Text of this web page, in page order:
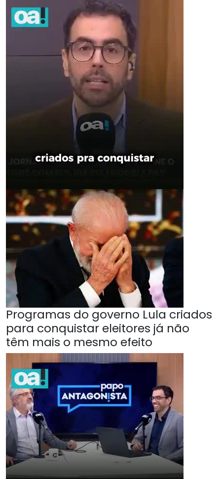
Programas do governo Lula criados
para conquistar eleitores já não
têm mais o mesmo efeito